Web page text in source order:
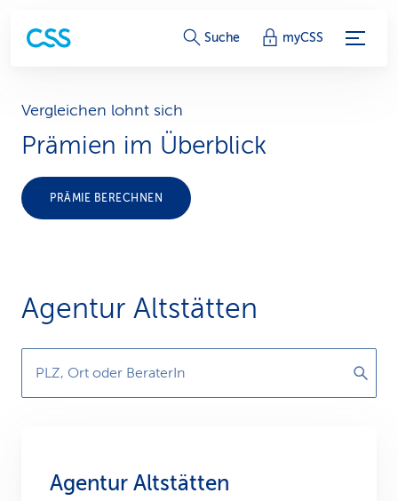
S
v
i
c
L
i
n
Suche myCSS
Vergleichen lohnt sich
Prämien im Überblick
PRÄMIE BERECHNEN
Agentur Altstätten
PLZ, Ort oder BeraterIn
Agentur Altstätten